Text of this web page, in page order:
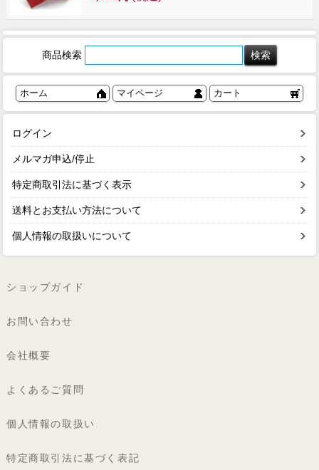
商品検索
ホーム マイページ カート
ログイン
メルマガ申込/停止
特定商取引法に基づく表示
送料とお支払い方法について
個人情報の取扱いについて
ショップガイド
お問い合わせ
会社概要
よくあるご質問
個人情報の取扱い
特定商取引法に基づく表記